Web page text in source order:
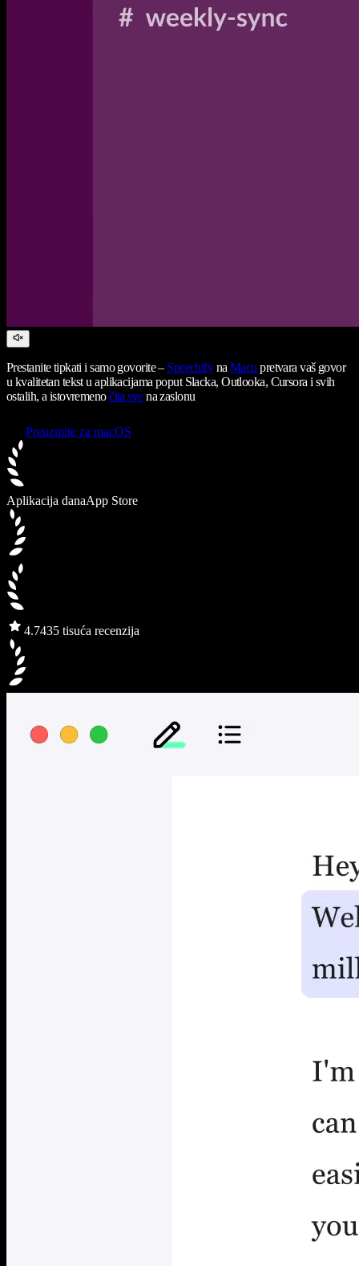
Prestanite tipkati i samo govorite – SpeechifynaMacu pretvara vaš govor
u kvalitetan tekst u aplikacijama poput Slacka, Outlooka, Cursora i svih
ostalih, a istovremenočita svena zaslonu
Preuzmite za macOS
Aplikacija danaApp Store
4.7435 tisuća recenzija